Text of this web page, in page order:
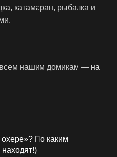
катамаран, рыбалка и
всем нашим домикам — на
охере»? По каким